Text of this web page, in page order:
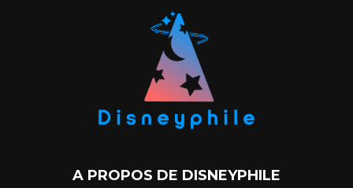
A PROPOS DE DISNEYPHILE